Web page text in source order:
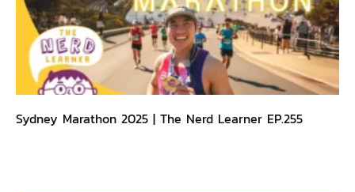
Sydney Marathon 2025 | The Nerd Learner EP.255